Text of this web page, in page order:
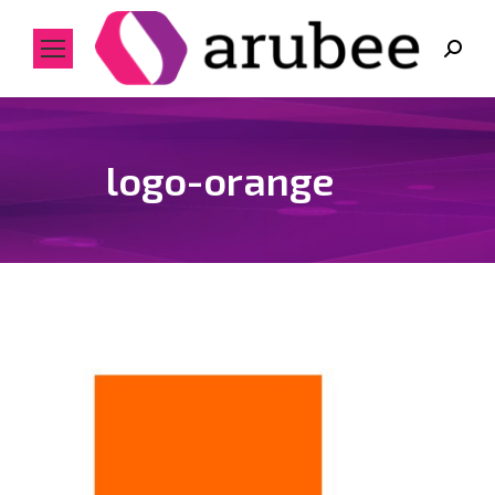
Search:
logo-orange